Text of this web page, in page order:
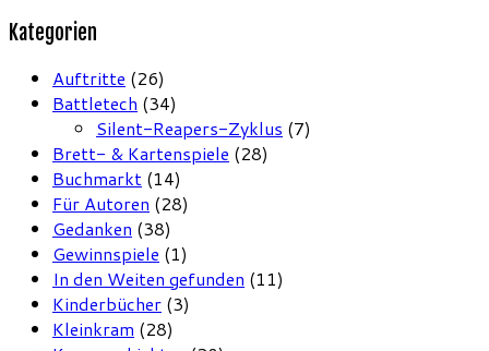
Kategorien
Auftritte (26)
Battletech (34)
Silent-Reapers-Zyklus (7)
Brett- & Kartenspiele (28)
Buchmarkt (14)
Für Autoren (28)
Gedanken (38)
Gewinnspiele (1)
In den Weiten gefunden (11)
Kinderbücher (3)
Kleinkram (28)